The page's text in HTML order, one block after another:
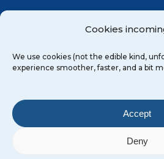
Cookies
We use cookies (not the edible kind,
experience smoother, faster, and a bit
Accept
Deny
Mentions Légales
Conditions générales